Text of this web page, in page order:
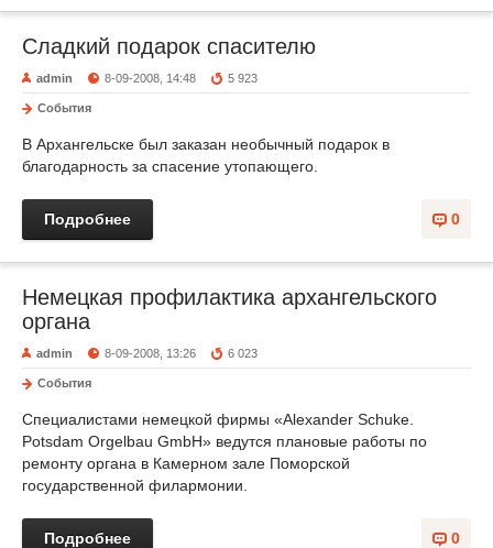
Сладкий подарок спасителю
admin 8-09-2008, 14:48 5 923
События
В Архангельске был заказан необычный подарок в
благодарность за спасение утопающего.
0
Подробнее
Немецкая профилактика архангельского
органа
admin 8-09-2008, 13:26 6 023
События
Специалистами немецкой фирмы «Alexander Schuke.
Potsdam Orgelbau GmbH» ведутся плановые работы по
ремонту органа в Камерном зале Поморской
государственной филармонии.
0
Подробнее